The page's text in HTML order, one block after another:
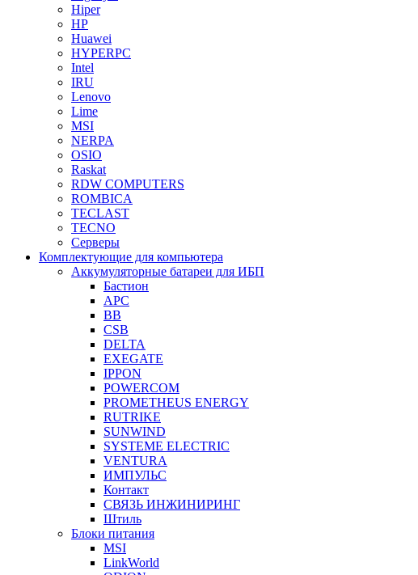
Hiper
HP
Huawei
HYPERPC
Intel
IRU
Lenovo
Lime
MSI
NERPA
OSIO
Raskat
RDW COMPUTERS
ROMBICA
TECLAST
TECNO
Серверы
Комплектующие для компьютера
Аккумуляторные батареи для ИБП
Бастион
APC
BB
CSB
DELTA
EXEGATE
IPPON
POWERCOM
PROMETHEUS ENERGY
RUTRIKE
SUNWIND
SYSTEME ELECTRIC
VENTURA
ИМПУЛЬС
Контакт
СВЯЗЬ ИНЖИНИРИНГ
Штиль
Блоки питания
MSI
LinkWorld